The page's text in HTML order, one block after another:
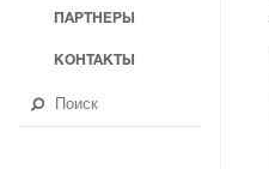
ПАРТНЕРЫ
КОНТАКТЫ